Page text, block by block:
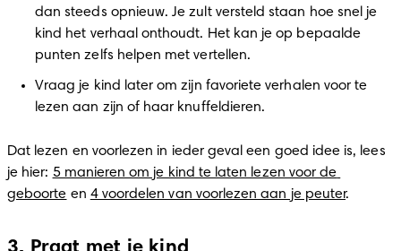
dan steeds opnieuw. Je zult versteld staan hoe snel je
kind het verhaal onthoudt. Het kan je op bepaalde
punten zelfs helpen met vertellen.
Vraag je kind later om zijn favoriete verhalen voor te
lezen aan zijn of haar knuffeldieren.
Dat lezen en voorlezen in ieder geval een goed idee is, lees
je hier: 5 manieren om je kind te laten lezen voor de
geboorte en 4 voordelen van voorlezen aan je peuter.